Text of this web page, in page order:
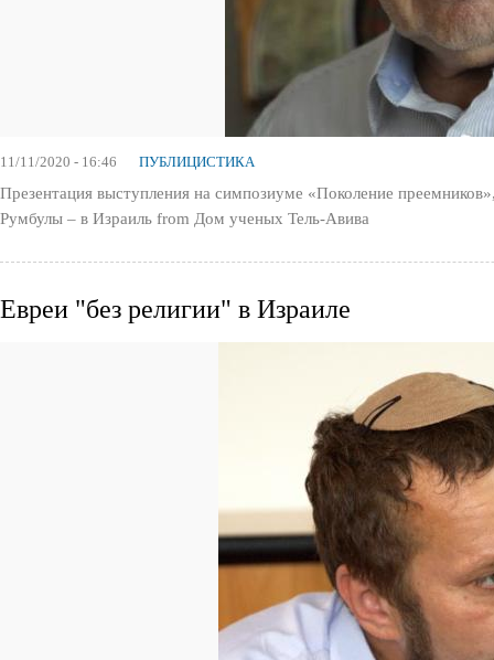
11/11/2020 - 16:46 ПУБЛИЦИСТИКА
Презентация выступления на симпозиуме «Поколение
Румбулы – в Израиль from Дом ученых Тель-Авива
Евреи "без религии" в Израиле